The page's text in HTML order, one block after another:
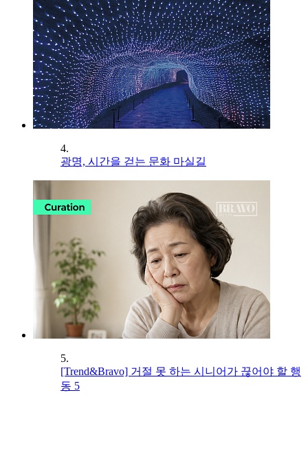
4.
광명, 시간을 걷는 문화 마실길
5.
[Trend&Bravo] 거절 못 하는 시니어가 끊어야 할 행
동 5